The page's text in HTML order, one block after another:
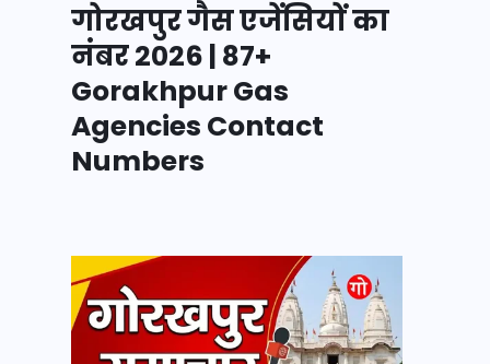
गोरखपुर गैस एजेंसियों का
नंबर 2026 | 87+
Gorakhpur Gas
Agencies Contact
Numbers